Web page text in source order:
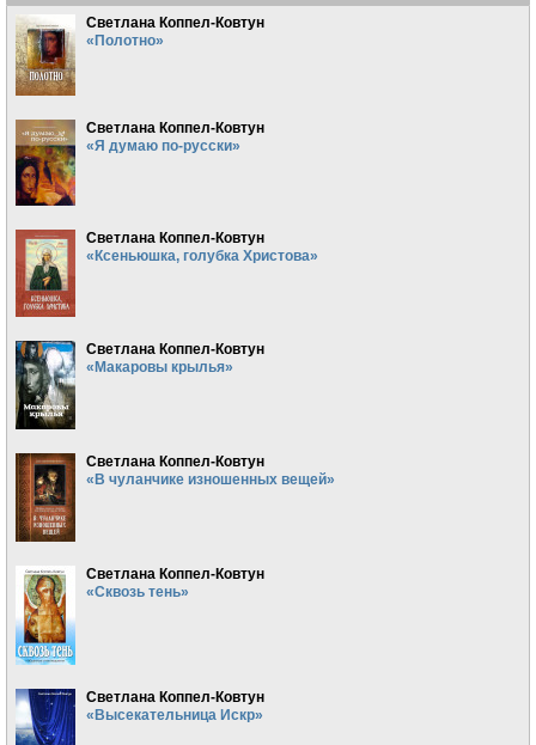
Светлана Коппел-Ковтун
«Полотно»
Светлана Коппел-Ковтун
«Я думаю по-русски»
Светлана Коппел-Ковтун
«Ксеньюшка, голубка Христова»
Светлана Коппел-Ковтун
«Макаровы крылья»
Светлана Коппел-Ковтун
«В чуланчике изношенных вещей»
Светлана Коппел-Ковтун
«Сквозь тень»
Светлана Коппел-Ковтун
«Высекательница Искр»